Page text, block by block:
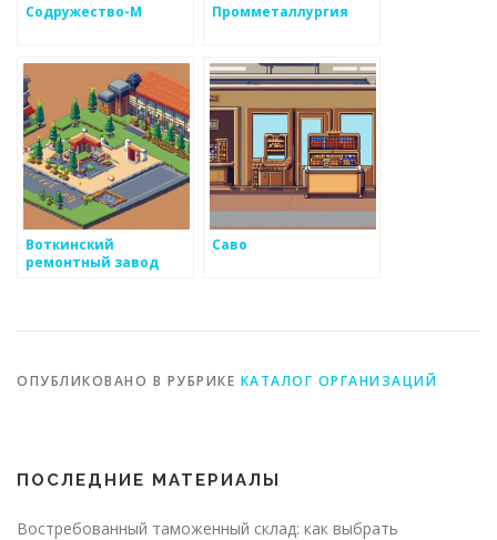
Содружество-М Промметаллургия
Воткинский
ремонтный завод
Саво
ОПУБЛИКОВАНО В РУБРИКЕ КАТАЛОГ ОРГАНИЗАЦИЙ
ПОСЛЕДНИЕ МАТЕРИАЛЫ
Востребованный таможенный склад: как выбрать